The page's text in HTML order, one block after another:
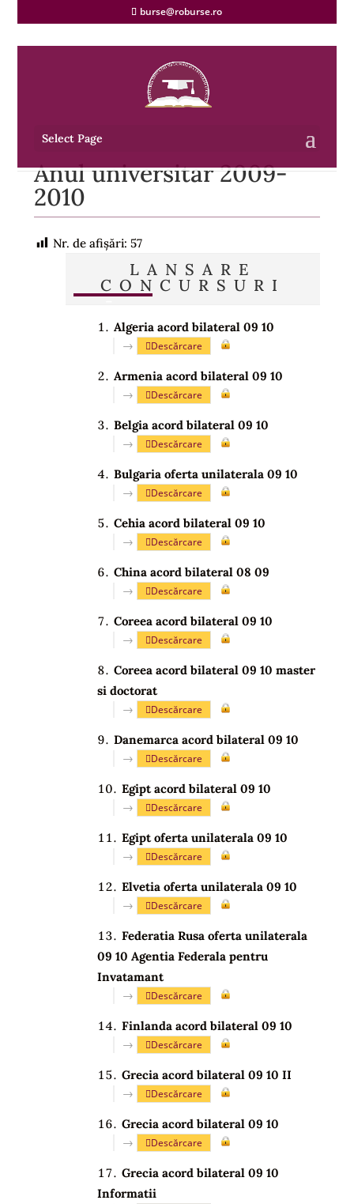
burse@roburse.ro
Select Page
Anul universitar 2009-
2010
Nr. de afișări: 57
LANSARE
CONCURSURI
Algeria acord bilateral 09 10
→ Descărcare
Armenia acord bilateral 09 10
→ Descărcare
Belgia acord bilateral 09 10
→ Descărcare
Bulgaria oferta unilaterala 09 10
→ Descărcare
Cehia acord bilateral 09 10
→ Descărcare
China acord bilateral 08 09
→ Descărcare
Coreea acord bilateral 09 10
→ Descărcare
Coreea acord bilateral 09 10 master
si doctorat
→ Descărcare
Danemarca acord bilateral 09 10
→ Descărcare
Egipt acord bilateral 09 10
→ Descărcare
Egipt oferta unilaterala 09 10
→ Descărcare
Elvetia oferta unilaterala 09 10
→ Descărcare
Federatia Rusa oferta unilaterala
09 10 Agentia Federala pentru
Invatamant
→ Descărcare
Finlanda acord bilateral 09 10
→ Descărcare
Grecia acord bilateral 09 10 II
→ Descărcare
Grecia acord bilateral 09 10
→ Descărcare
Grecia acord bilateral 09 10
Informatii